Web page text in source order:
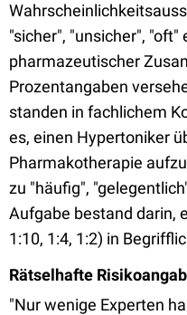
"sicher", "unsicher",
pharmazeutischer
Prozentangaben
standen in fachlichem
es, einen Hypertoniker
Pharmakotherapie
zu "häufig",
Aufgabe bestand darin,
1:10, 1:4, 1:2) in
Rätselhafte
"Nur wenige Experten